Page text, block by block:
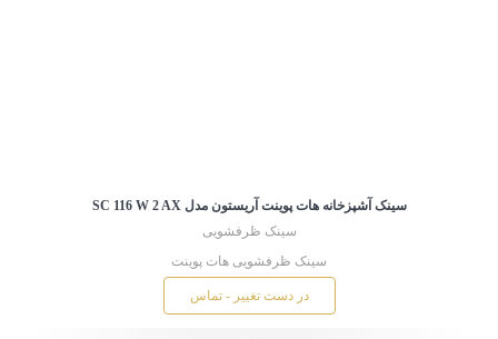
سینک آشپزخانه هات پوینت آریستون مدل SC 116 W 2 AX
سینک ظرفشویی
سینک ظرفشویی هات پوینت
در دست تغییر - تماس